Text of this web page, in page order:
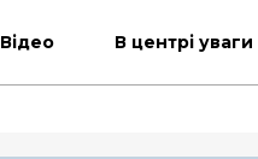
Відео В центрі уваги